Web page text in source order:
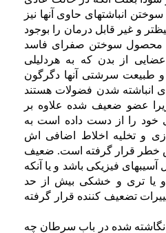
انباشتهای حاوی آنها نیز
و غیر قابل درمان را بوجود
محصول سوختن صفرای فاسد
از بدن که به هردلیلی
طبیعت سرشتی آنها دگرگون
انباشته شدن فضولات هستند
زیرا عضو ضعیف شده علاوه بر
خود را از دست داده است به
و تخلیه اخلاط اضافی اش
خطر قرار گرفته است. ضعیف
فیزیکی باشد و یا آنکه
و یا تری و خشکی بیش از حد
تضعیف کننده قرار گرفته
شده در باب سرطان چه